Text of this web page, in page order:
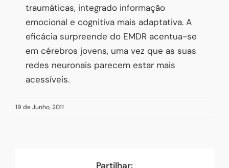
traumáticas, integrado informação
emocional e cognitiva mais adaptativa. A
eficácia surpreende do EMDR acentua-se
em cérebros jovens, uma vez que as suas
redes neuronais parecem estar mais
acessíveis.
19 de Junho, 2011
Partilhar: